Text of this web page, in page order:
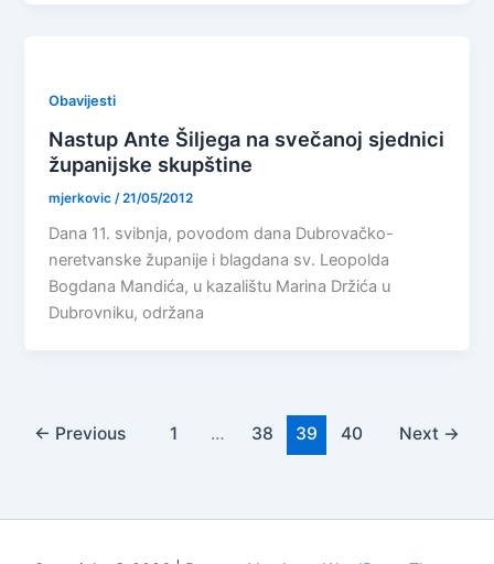
Obavijesti
Nastup Ante Šiljega na svečanoj sjednici
županijske skupštine
mjerkovic /21/05/2012
Dana 11. svibnja, povodom dana Dubrovačko-
neretvanske županije i blagdana sv. Leopolda
Bogdana Mandića, u kazalištu Marina Držića u
Dubrovniku, održana
← Previous 1 … 38 39 40 Next →